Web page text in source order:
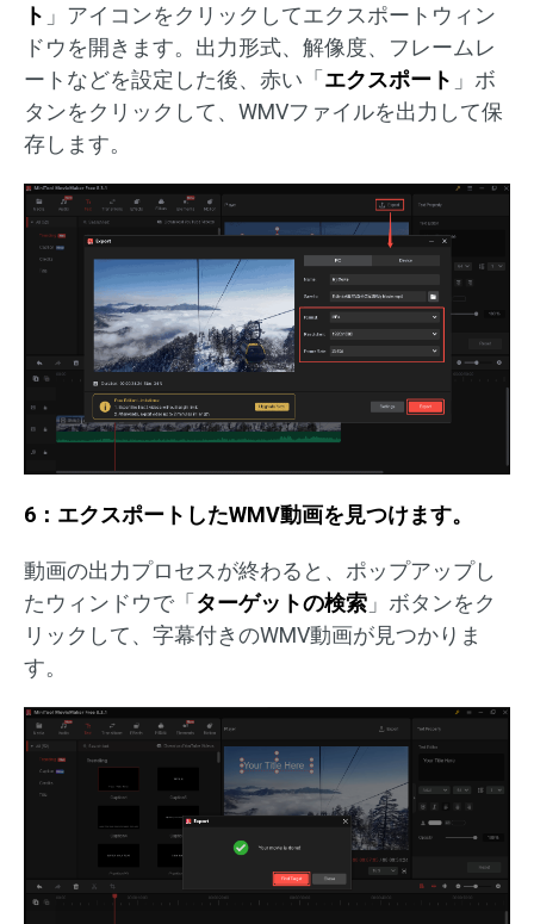
ト 」アイコンをクリックしてエクスポートウィン
ドウを開きます。出力形式、解像度、フレームレ
ートなどを設定した後、赤い「エクスポート 」ボ
タンをクリックして、WMVファイルを出力して保
存します。
6：エクスポートしたWMV動画を見つけます。
動画の出力プロセスが終わると、ポップアップし
たウィンドウで「 ターゲットの検索 」ボタンをク
リックして、字幕付きのWMV動画が見つかりま
す。